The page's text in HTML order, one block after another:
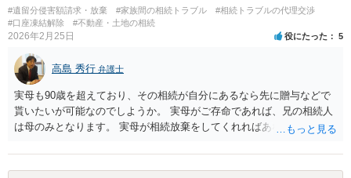
#遺留分侵害額請求・放棄 #家族間の相続トラブル
#相続トラブルの代理交渉
#口座凍結解除
#不動産・土地の相続
2026年2月25日 役にたった 5
高島 秀行 弁護士
実母も90歳を超えており、その相続が自分にあるなら先に贈与などで
貰いたいが可能なのでしようか。 実母がご存命であれば、兄の相続人
は母のみとなります。 実母が相続放棄をしてくれればあなた方兄弟及
ないと思います。